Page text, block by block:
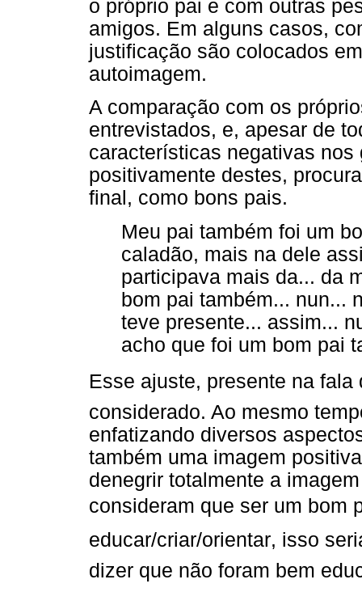
o próprio pai e com outras
amigos. Em alguns casos,
justificação são colocados
autoimagem.
A comparação com os
entrevistados, e, apesar de
características negativas
positivamente destes,
final, como bons pais.
Meu pai também foi um
caladão, mais na dele
participava mais da... da
bom pai também... nun...
teve presente... assim...
acho que foi um bom pai
Esse ajuste, presente na
considerado. Ao mesmo
enfatizando diversos
também uma imagem
denegrir totalmente a
consideram que ser um bom
educar/criar/orientar, isso
dizer que não foram bem